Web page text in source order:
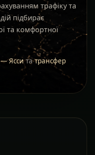
трафіку та
підбирає
та комфортної
Ясситатрансфер